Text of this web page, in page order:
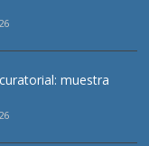
muestra